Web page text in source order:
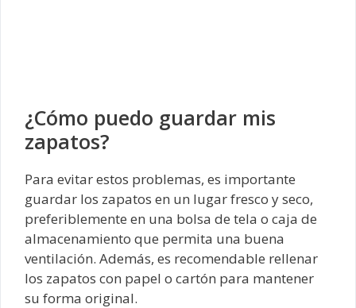
¿Cómo puedo guardar mis
zapatos?
Para evitar estos problemas, es importante
guardar los zapatos en un lugar fresco y seco,
preferiblemente en una bolsa de tela o caja de
almacenamiento que permita una buena
ventilación. Además, es recomendable rellenar
los zapatos con papel o cartón para mantener
su forma original.